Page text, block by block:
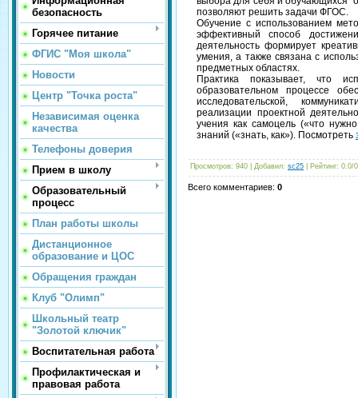
безопасность
Горячее питание
ФГИС "Моя школа"
Новости
Центр "Точка роста"
Независимая оценка
качества
Телефоны доверия
Прием в школу
Образовательный
процесс
План работы школы
Дистанционное
образование и ЦОС
Обращения граждан
Клуб "Олимп"
Школьный театр
"Золотой ключик"
Воспитательная работа
Профилактическая и
правовая работа
позволяют решить задачи ФГОС.
Обучение с использованием
эффективный способ
деятельность формирует
умения, а также связана с
предметных областях.
Практика показывает, что
образовательном процессе
исследовательской,
реализации проектной
учения как самоцель («что
знаний («знать, как»). Посмотреть
Просмотров: 940 | Добавил: sc25 Рейтинг: 0.0/0
Всего комментариев: 0